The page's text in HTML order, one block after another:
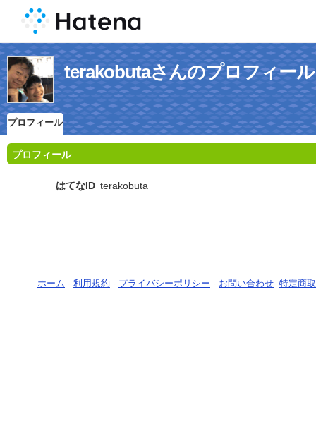
terakobutaさんのプロフィール
プロフィール
プロフィール
はてなID terakobuta
ホーム - 利用規約 - プライバシーポリシー - お問い合わせ- 特定商